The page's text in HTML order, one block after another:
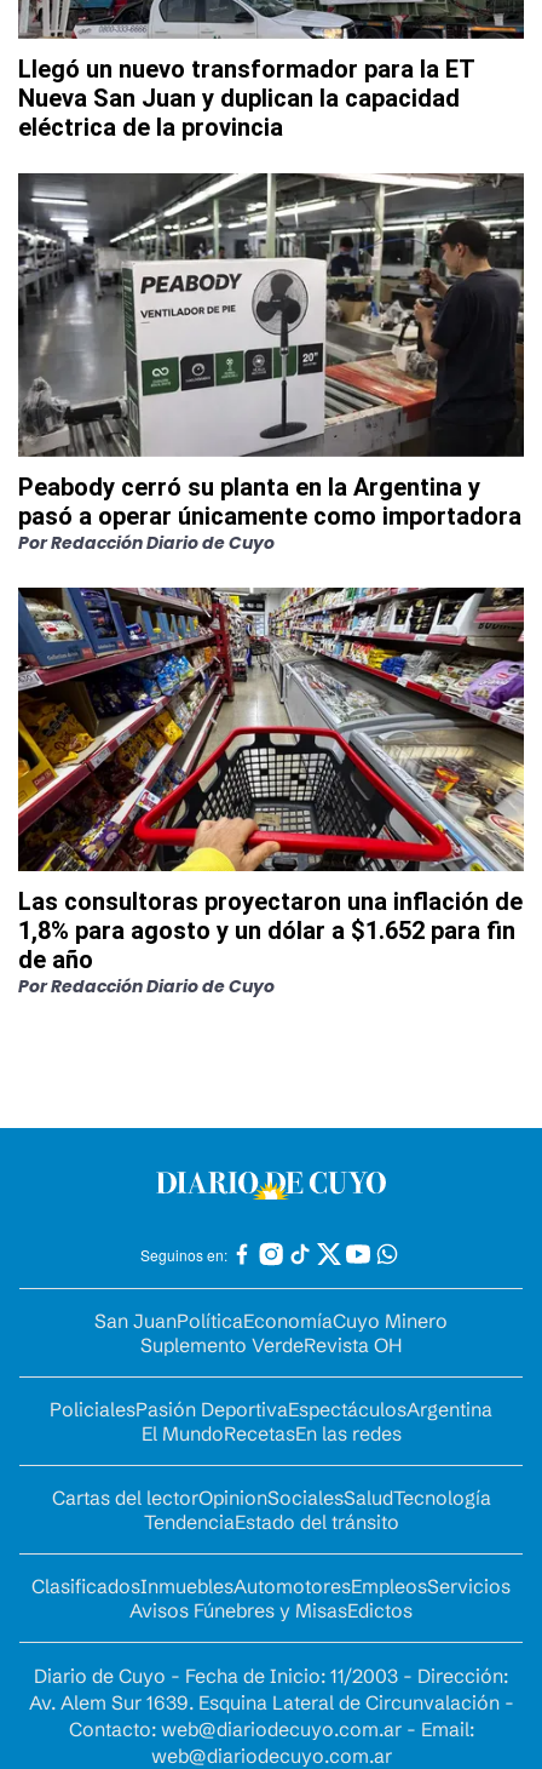
Llegó un nuevo transformador para la ET
Nueva San Juan y duplican la capacidad
eléctrica de la provincia
Peabody cerró su planta en la Argentina y
pasó a operar únicamente como importadora
PorRedacción Diario de Cuyo
Las consultoras proyectaron una inflación de
1,8% para agosto y un dólar a $1.652 para fin
de año
PorRedacción Diario de Cuyo
Seguinos en:
San JuanPolíticaEconomíaCuyo Minero
Suplemento VerdeRevista OH
PolicialesPasión DeportivaEspectáculosArgentina
El MundoRecetasEn las redes
Cartas del lectorOpinionSocialesSaludTecnología
TendenciaEstado del tránsito
ClasificadosInmueblesAutomotoresEmpleosServicios
Avisos Fúnebres y MisasEdictos
Diario de Cuyo - Fecha de Inicio: 11/2003 - Dirección:
Av. Alem Sur 1639. Esquina Lateral de Circunvalación -
Contacto: web@diariodecuyo.com.ar- Email:
web@diariodecuyo.com.ar